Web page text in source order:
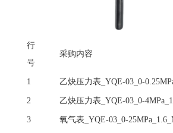
行
号
采购内容
1 乙炔压力表 _YQE-03_0-
2 乙炔压力表 _YQE-03_0-
3 氧气表 _YQE-03_0-